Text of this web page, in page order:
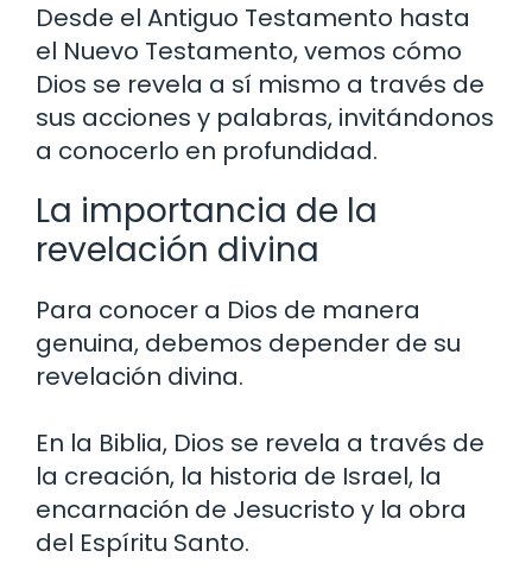
Desde el Antiguo Testamento hasta
el Nuevo Testamento, vemos cómo
Dios se revela a sí mismo a través de
sus acciones y palabras, invitándonos
a conocerlo en profundidad.
La importancia de la
revelación divina
Para conocer a Dios de manera
genuina, debemos depender de su
revelación divina.
En la Biblia, Dios se revela a través de
la creación, la historia de Israel, la
encarnación de Jesucristo y la obra
del Espíritu Santo.